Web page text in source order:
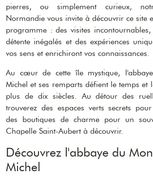
pierres, ou simplement curieux,
Normandie vous invite à découvrir ce site
programme : des visites
détente inégalés et des expériences
vos sens et enrichiront vos connaissances.
Au cœur de cette île mystique,
Michel et ses remparts défient le temps et
plus de dix siècles. Au détour des
trouverez des espaces verts secrets
des boutiques de charme pour un
Chapelle Saint-Aubert à découvrir.
Découvrez l'abbaye du
Michel